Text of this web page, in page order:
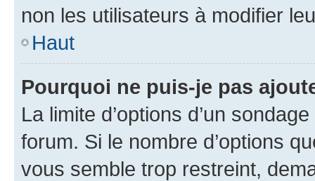
non les utilisateurs à modifier
Haut
Pourquoi ne puis-je pas
La limite d’options d’un
forum. Si le nombre d’options
vous semble trop restreint,